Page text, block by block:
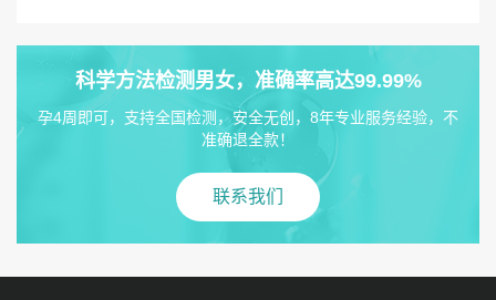
科学方法检测男女，准确率高达99.99%
孕4周即可，支持全国检测，安全无创，8年专业服务经验，不
准确退全款！
联系我们